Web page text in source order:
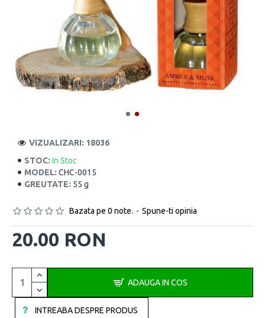
STOC: In Stoc
MODEL: CHC-0015
GREUTATE: 55 g
VIZUALIZARI: 18036
Bazata pe 0 note. - Spune-ti opinia
20.00 RON
ADAUGA IN COS
INTREABA DESPRE PRODUS